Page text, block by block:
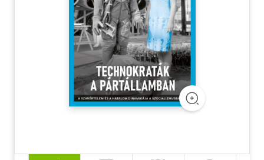
Szótár, nyelvkönyv
Tankönyv, segédkönyv
Társadalomtudomány
Természettudomány
Vallás